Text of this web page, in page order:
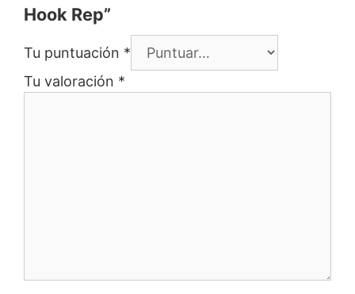
Hook Rep”
Tu puntuación *
Tu valoración *